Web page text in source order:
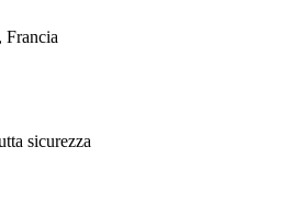
Francia
sicurezza